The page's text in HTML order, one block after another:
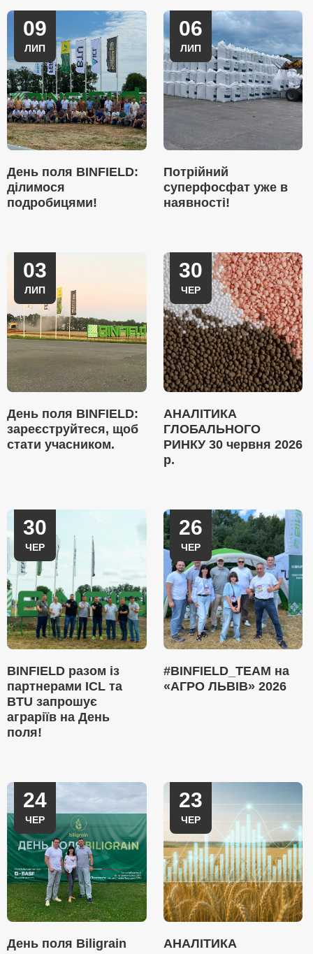
09
ЛИП
День поля BINFIELD:
ділимося
подробицями!
06
ЛИП
Потрійний
суперфосфат уже в
наявності!
03
ЛИП
День поля BINFIELD:
зареєструйтеся, щоб
стати учасником.
30
ЧЕР
АНАЛІТИКА
ГЛОБАЛЬНОГО
РИНКУ 30 червня 2026
р.
30
ЧЕР
BINFIELD разом із
партнерами ICL та
BTU запрошує
аграріїв на День
поля!
26
ЧЕР
#BINFIELD_TEAM на
«АГРО ЛЬВІВ» 2026
24
ЧЕР
День поля Biligrain
23
ЧЕР
АНАЛІТИКА